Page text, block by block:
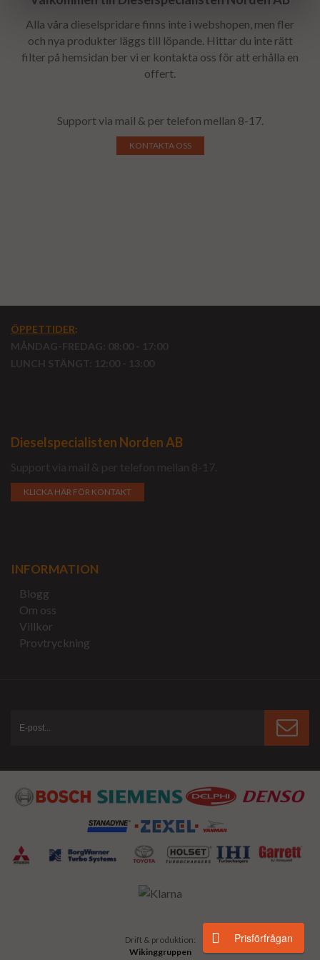
Alla våra dieselspridare finns inte i webshopen, men fler
och nya produkter läggs till löpande. Hittar du inte rätt
filter på hemsidan ber vi er kontakta oss för att erhålla en
offert.
Support via mail & per telefon mellan 8-17.
KONTAKTA OSS
ÖPPETTIDER:
MÅNDAG-FREDAG: 08:00 - 17:00
LUNCH STÄNGT: 12:00 - 13:00
Dieselspecialisten Norden AB
Support via mail & per telefon mellan 8-17.
KLICKA HÄR FÖR KONTAKT
INFORMATION
Blogg
Om oss
Villkor
Provtryckning
Drift & produktion:
Wikinggruppen
Prisförfrågan